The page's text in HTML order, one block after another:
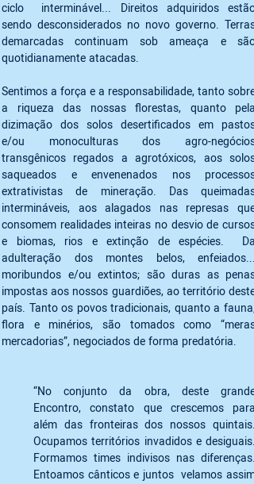
ciclo  interminável... Direitos adquiridos estão
sendo desconsiderados no novo governo. Terras
demarcadas continuam sob ameaça e são
quotidianamente atacadas.
Sentimos a força e a responsabilidade, tanto sobre
a riqueza das nossas florestas, quanto pela
dizimação dos solos desertificados em pastos
e/ou monoculturas dos agro-negócios
transgênicos regados a agrotóxicos, aos solos
saqueados e envenenados nos processos
extrativistas de mineração. Das queimadas
intermináveis, aos alagados nas represas que
consomem realidades inteiras no desvio de cursos
e biomas, rios e extinção de espécies.  Da
adulteração dos montes belos, enfeiados...
moribundos e/ou extintos; são duras as penas
impostas aos nossos guardiões, ao território deste
país. Tanto os povos tradicionais, quanto a fauna,
flora e minérios, são tomados como “meras
mercadorias”, negociados de forma predatória.
“No conjunto da obra, deste grande
Encontro, constato que crescemos para
além das fronteiras dos nossos quintais.
Ocupamos territórios invadidos e desiguais.
Formamos times indivisos nas diferenças.
Entoamos cânticos e juntos  velamos assim